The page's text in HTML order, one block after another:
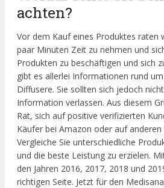
achten?
Vor dem Kauf eines Produktes raten
paar Minuten Zeit zu nehmen und
Produkten zu beschäftigen und sich
gibt es allerlei Informationen rund
Diffusere. Sie sollten sich jedoch
Information verlassen. Aus diesem
Rat, sich auf positive verifizierten
Käufer bei Amazon oder auf anderen
Vergleiche Sie unterschiedliche
und die beste Leistung zu erzielen.
den Jahren 2016, 2017, 2018 und
richtigen Seite. Jetzt für den